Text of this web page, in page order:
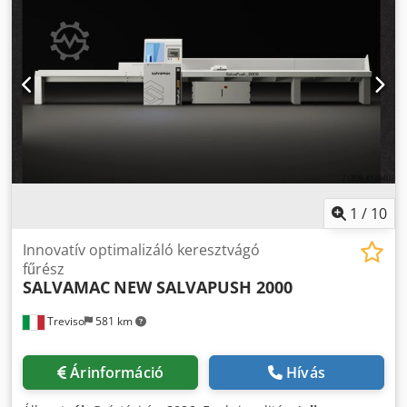
számíthat online támogatásra valós idejű
problémamegoldás érdekében.
1 / 10
Treviso 581 km
Innovatív optimalizáló keresztvágó
fűrész
SALVAMAC NEW SALVAPUSH 2000
Árinformáció Hívás